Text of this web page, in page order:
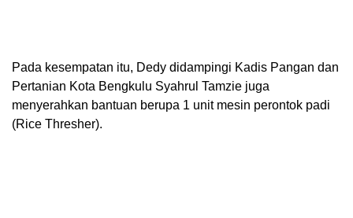
Pada kesempatan itu, Dedy didampingi Kadis Pangan dan
Pertanian Kota Bengkulu Syahrul Tamzie juga
menyerahkan bantuan berupa 1 unit mesin perontok padi
(Rice Thresher).